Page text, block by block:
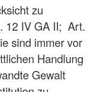
zu
12 IV GA II; Art.
sind immer vor
Handlung
Gewalt